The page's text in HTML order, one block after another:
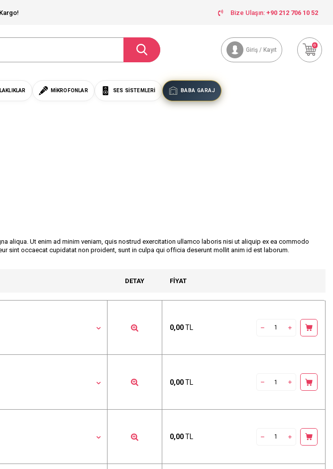
Bize Ulaşın: +90 212 706 10 52
Giriş / Kayıt
0
MIKROFONLAR SES SISTEMLERI BABA GARAJ
Ut enim ad minim veniam, quis nostrud exercitation ullamco laboris nisi ut aliquip ex ea commodo
sint occaecat cupidatat non proident, sunt in culpa qui officia deserunt mollit anim id est laborum.
DETAY FIYAT
0,00TL
0,00TL
0,00TL